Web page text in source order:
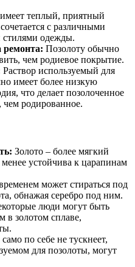
теплый, приятный
с различными
одежды.
ремонта: Позолоту обычно
чем родиевое покрытие.
Раствор используемый для
имеет более низкую
что делает позолоченное
чем родированное.
Золото – более мягкий
устойчива к царапинам
может стираться под
обнажая серебро под ним.
люди могут быть
в золотом сплаве,
по себе не тускнеет,
для позолоты, могут